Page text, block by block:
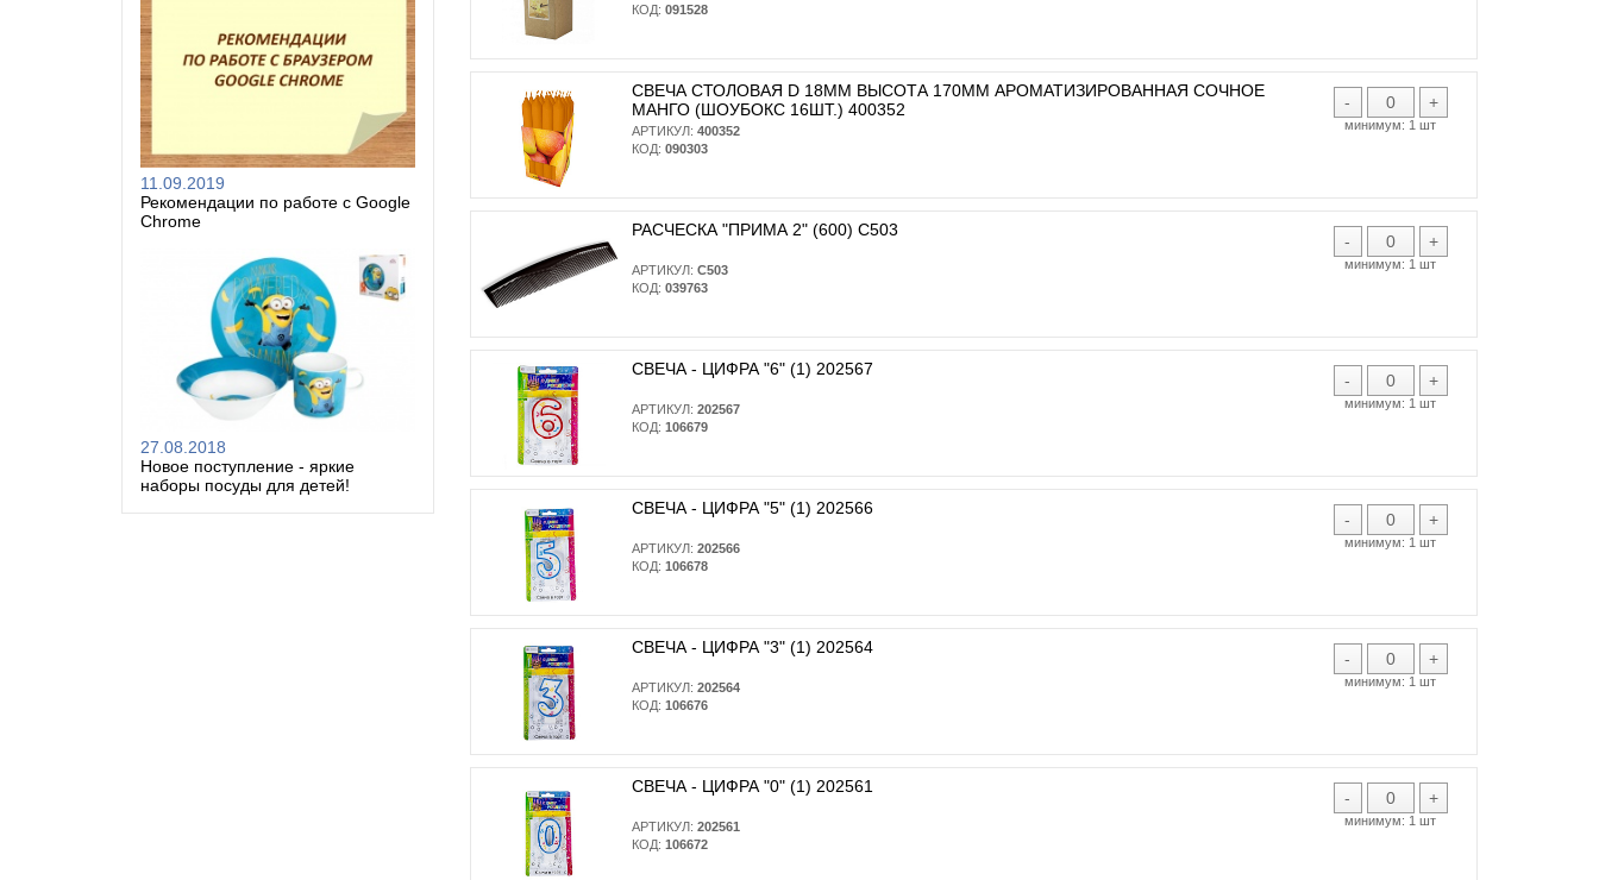
11.09.2019
Рекомендации по работе с Google
Chrome
27.08.2018
Новое поступление - яркие
наборы посуды для детей!
КОД: 091528
- +
минимум: 1 шт
СВЕЧА СТОЛОВАЯ D 18ММ ВЫСОТА 170ММ АРОМАТИЗИРОВАННАЯ СОЧНОЕ
МАНГО (ШОУБОКС 16ШТ.) 400352
АРТИКУЛ: 400352
КОД: 090303
- +
минимум: 1 шт
РАСЧЕСКА "ПРИМА 2" (600) С503
АРТИКУЛ: С503
КОД: 039763
- +
минимум: 1 шт
СВЕЧА - ЦИФРА "6" (1) 202567
АРТИКУЛ: 202567
КОД: 106679
- +
минимум: 1 шт
СВЕЧА - ЦИФРА "5" (1) 202566
АРТИКУЛ: 202566
КОД: 106678
- +
минимум: 1 шт
СВЕЧА - ЦИФРА "3" (1) 202564
АРТИКУЛ: 202564
КОД: 106676
- +
минимум: 1 шт
СВЕЧА - ЦИФРА "0" (1) 202561
АРТИКУЛ: 202561
КОД: 106672